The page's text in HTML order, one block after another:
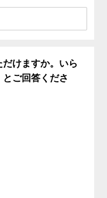
けますか。いら
ご回答くださ